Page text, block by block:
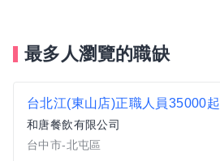
最多人瀏覽的職缺
台北江(東山店)正職人員35000起
和唐餐飲有限公司
台中市-北屯區